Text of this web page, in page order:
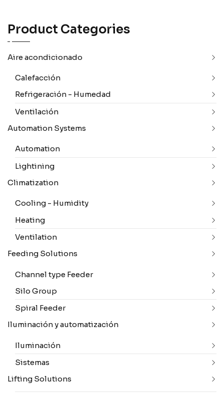
Product Categories
Aire acondicionado
Calefacción
Refrigeración - Humedad
Ventilación
Automation Systems
Automation
Lightining
Climatization
Cooling - Humidity
Heating
Ventilation
Feeding Solutions
Channel type Feeder
Silo Group
Spiral Feeder
Iluminación y automatización
Iluminación
Sistemas
Lifting Solutions